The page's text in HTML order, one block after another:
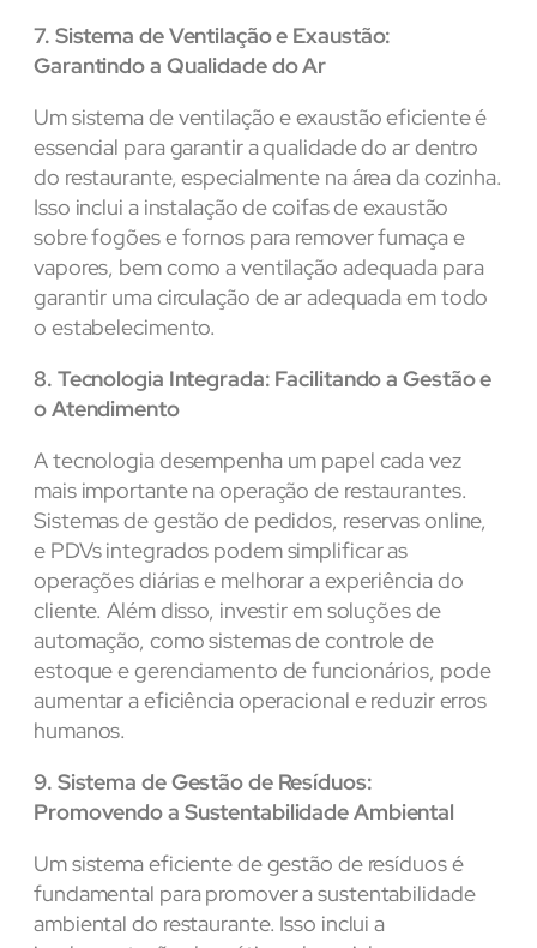
7. Sistema de Ventilação e Exaustão:
Garantindo a Qualidade do Ar
Um sistema de ventilação e exaustão eficiente é
essencial para garantir a qualidade do ar dentro
do restaurante, especialmente na área da cozinha.
Isso inclui a instalação de coifas de exaustão
sobre fogões e fornos para remover fumaça e
vapores, bem como a ventilação adequada para
garantir uma circulação de ar adequada em todo
o estabelecimento.
8. Tecnologia Integrada: Facilitando a Gestão e
o Atendimento
A tecnologia desempenha um papel cada vez
mais importante na operação de restaurantes.
Sistemas de gestão de pedidos, reservas online,
e PDVs integrados podem simplificar as
operações diárias e melhorar a experiência do
cliente. Além disso, investir em soluções de
automação, como sistemas de controle de
estoque e gerenciamento de funcionários, pode
aumentar a eficiência operacional e reduzir erros
humanos.
9. Sistema de Gestão de Resíduos:
Promovendo a Sustentabilidade Ambiental
Um sistema eficiente de gestão de resíduos é
fundamental para promover a sustentabilidade
ambiental do restaurante. Isso inclui a